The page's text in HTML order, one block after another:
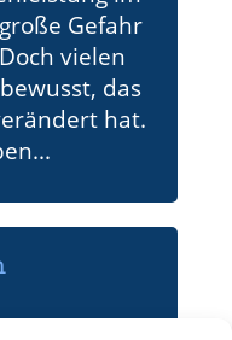
Gefahr
vielen
das
hat.